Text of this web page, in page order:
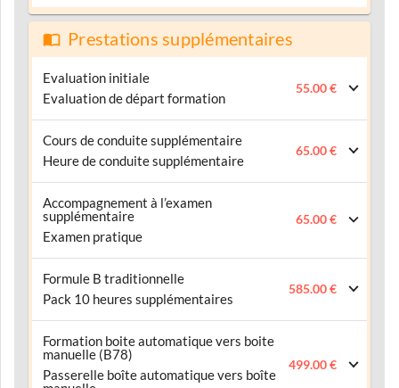
Prestations supplémentaires
Evaluation initiale
Evaluation de départ formation
55.00 €
Cours de conduite supplémentaire
Heure de conduite supplémentaire
65.00 €
Accompagnement à l’examen
supplémentaire
Examen pratique
65.00 €
Formule B traditionnelle
Pack 10 heures supplémentaires
585.00 €
Formation boite automatique vers boite
manuelle (B78)
Passerelle boîte automatique vers boîte
499.00 €